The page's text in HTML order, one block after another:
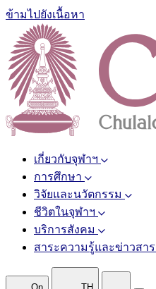
ข้ามไปยังเนื้อหา
เกี่ยวกับจุฬาฯ
การศึกษา
วิจัยและนวัตกรรม
ชีวิตในจุฬาฯ
บริการสังคม
สาระความรู้และข่าวสาร